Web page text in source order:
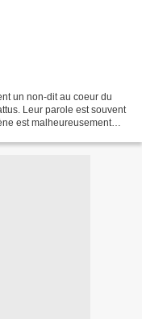
un non-dit au coeur du
Leur parole est souvent
est malheureusement